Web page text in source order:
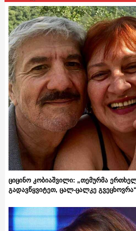
ციცინო კობიაშვილი: „თემურმა
გადავწყვიტეთ, ცალ-ცალკე გვეცხოვრა“